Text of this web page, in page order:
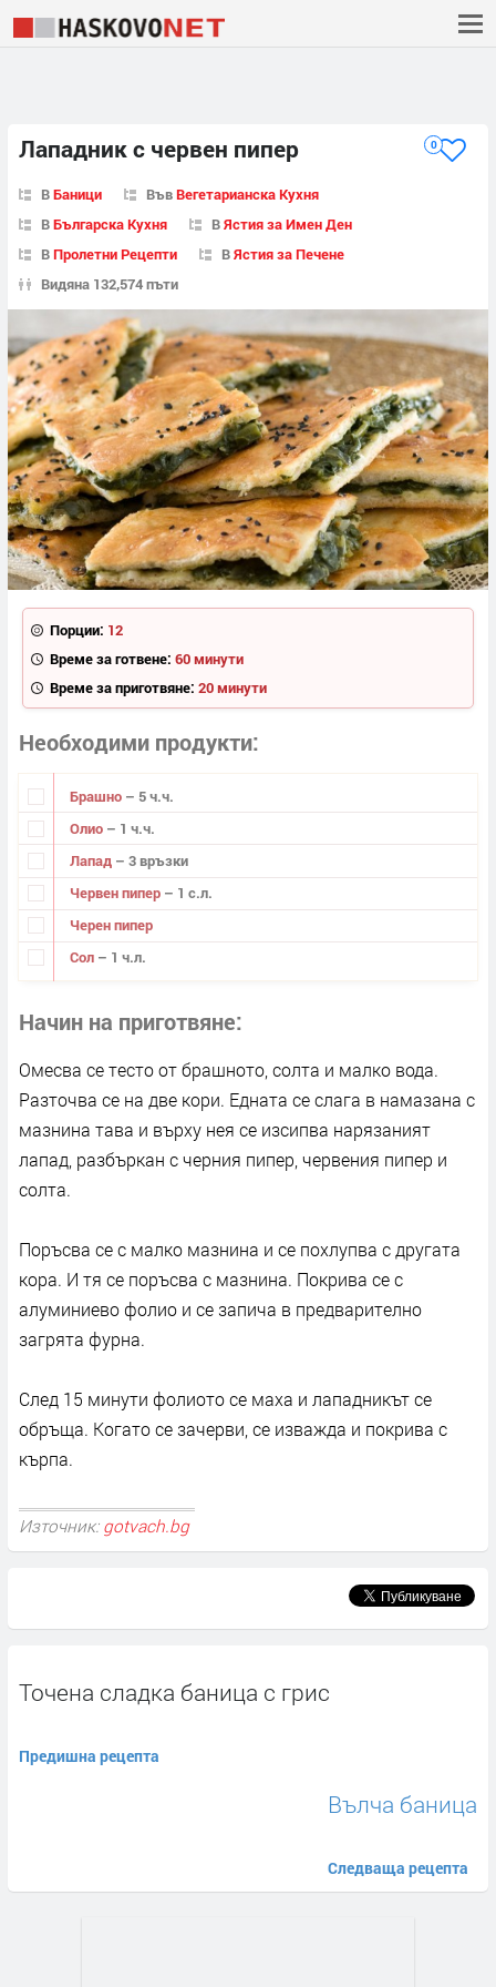
Лападник с червен пипер 0
ВБаници ВъвВегетарианска Кухня
ВБългарска Кухня ВЯстия за Имен Ден
ВПролетни Рецепти ВЯстия за Печене
Видяна 132,574 пъти
Порции: 12
Време за готвене: 60 минути
Време за приготвяне: 20 минути
Необходими продукти
Брашно – 5 ч.ч.
Олио – 1 ч.ч.
Лапад – 3 връзки
Червен пипер – 1 с.л.
Черен пипер
Сол – 1 ч.л.
Начин на приготвяне
Омесва се тесто от брашното, солта и малко вода.
Разточва се на две кори. Едната се слага в намазана с
мазнина тава и върху нея се изсипва нарязаният
лапад, разбъркан с черния пипер, червения пипер и
солта.
Поръсва се с малко мазнина и се похлупва с другата
кора. И тя се поръсва с мазнина. Покрива се с
алуминиево фолио и се запича в предварително
загрята фурна.
След 15 минути фолиото се маха и лападникът се
обръща. Когато се зачерви, се изважда и покрива с
кърпа.
Източник: gotvach.bg
Точена сладка баница с грис
Предишна рецепта
Вълча баница
Следваща рецепта